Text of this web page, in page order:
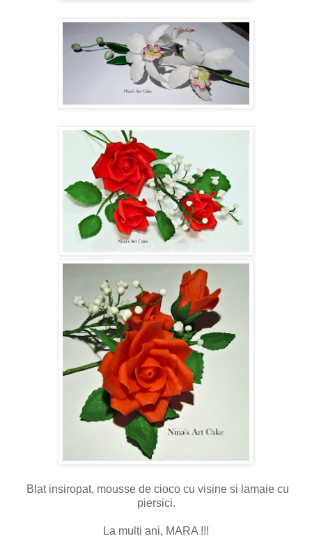
Blat insiropat, mousse de cioco cu visine si lamaie cu
piersici.
La multi ani, MARA !!!